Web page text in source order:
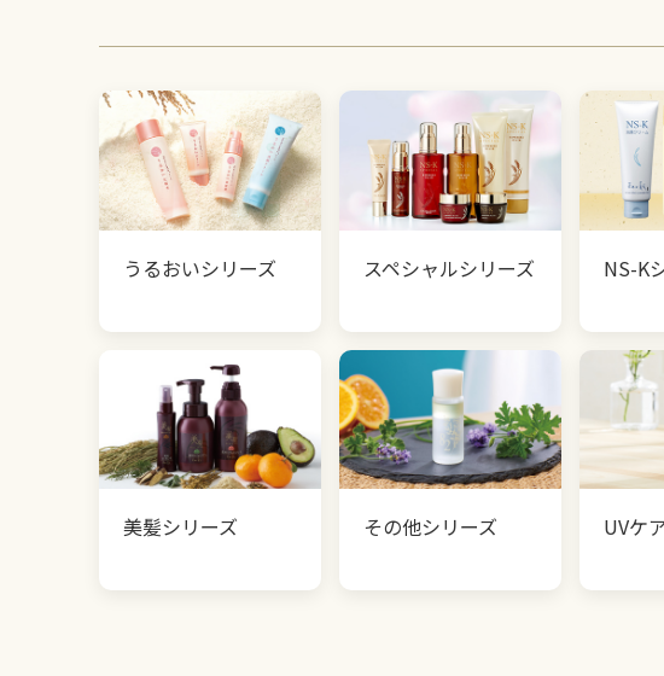
うるおいシリーズ スペシャルシリーズ NS-K
美髪シリーズ その他シリーズ UVケ